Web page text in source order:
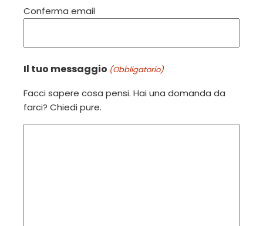
Conferma email
Il tuo messaggio (Obbligatorio)
Facci sapere cosa pensi. Hai una domanda da
farci? Chiedi pure.